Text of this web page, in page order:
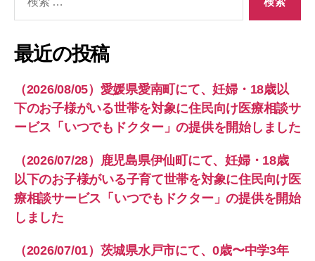
象:
最近の投稿
（2026/08/05）愛媛県愛南町にて、妊婦・18歳以
下のお子様がいる世帯を対象に住民向け医療相談サ
ービス「いつでもドクター」の提供を開始しました
（2026/07/28）鹿児島県伊仙町にて、妊婦・18歳
以下のお子様がいる子育て世帯を対象に住民向け医
療相談サービス「いつでもドクター」の提供を開始
しました
（2026/07/01）茨城県水戸市にて、0歳〜中学3年